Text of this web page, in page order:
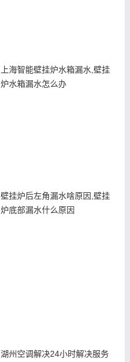
上海智能壁挂炉水箱漏水,壁挂
炉水箱漏水怎么办
壁挂炉后左角漏水啥原因,壁挂
炉底部漏水什么原因
湖州空调解决24小时解决服务